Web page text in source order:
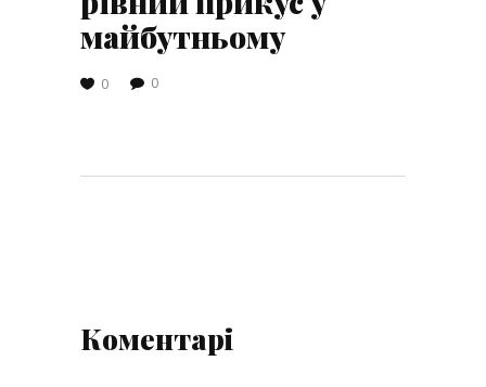
майбутньому
0 0
Коментарі